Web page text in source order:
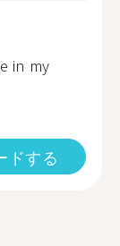
in my
ドする